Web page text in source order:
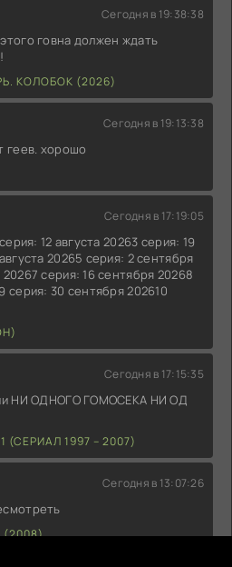
Сегодня в 19:38:38
говна должен ждать
КОЛОБОК (2026)
Сегодня в 19:13:38
геев. хорошо
Сегодня в 17:19:05
12 августа 20263 серия: 19
20265 серия: 2 сентября
серия: 16 сентября 20268
серия: 30 сентября 202610
Сегодня в 17:15:35
НИ ОДНОГО ГОМОСЕКА НИ ОД
(СЕРИАЛ 1997 – 2007)
Сегодня в 13:07:26
(2008)